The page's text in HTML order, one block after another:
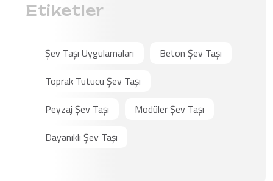
Etiketler
Şev Taşı Uygulamaları
Beton Şev Taşı
Toprak Tutucu Şev Taşı
Peyzaj Şev Taşı
Modüler Şev Taşı
Dayanıklı Şev Taşı